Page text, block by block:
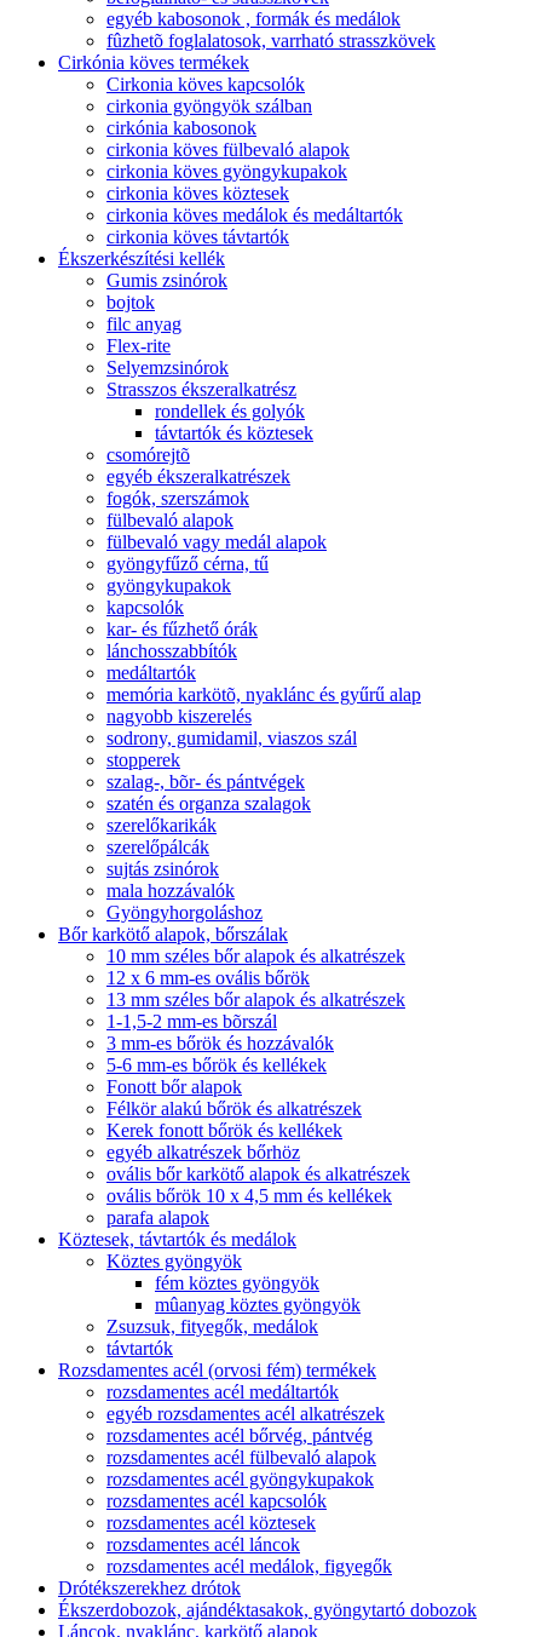
egyéb kabosonok , formák és medálok
fûzhetõ foglalatosok, varrható strasszkövek
Cirkónia köves termékek
Cirkonia köves kapcsolók
cirkonia gyöngyök szálban
cirkónia kabosonok
cirkonia köves fülbevaló alapok
cirkonia köves gyöngykupakok
cirkonia köves köztesek
cirkonia köves medálok és medáltartók
cirkonia köves távtartók
Ékszerkészítési kellék
Gumis zsinórok
bojtok
filc anyag
Flex-rite
Selyemzsinórok
Strasszos ékszeralkatrész
rondellek és golyók
távtartók és köztesek
csomórejtõ
egyéb ékszeralkatrészek
fogók, szerszámok
fülbevaló alapok
fülbevaló vagy medál alapok
gyöngyfűző cérna, tű
gyöngykupakok
kapcsolók
kar- és fűzhető órák
lánchosszabbítók
medáltartók
memória karkötõ, nyaklánc és gyűrű alap
nagyobb kiszerelés
sodrony, gumidamil, viaszos szál
stopperek
szalag-, bõr- és pántvégek
szatén és organza szalagok
szerelőkarikák
szerelőpálcák
sujtás zsinórok
mala hozzávalók
Gyöngyhorgoláshoz
Bőr karkötő alapok, bőrszálak
10 mm széles bőr alapok és alkatrészek
12 x 6 mm-es ovális bőrök
13 mm széles bőr alapok és alkatrészek
1-1,5-2 mm-es bõrszál
3 mm-es bőrök és hozzávalók
5-6 mm-es bőrök és kellékek
Fonott bőr alapok
Félkör alakú bőrök és alkatrészek
Kerek fonott bőrök és kellékek
egyéb alkatrészek bőrhöz
ovális bőr karkötő alapok és alkatrészek
ovális bőrök 10 x 4,5 mm és kellékek
parafa alapok
Köztesek, távtartók és medálok
Köztes gyöngyök
fém köztes gyöngyök
mûanyag köztes gyöngyök
Zsuzsuk, fityegők, medálok
távtartók
Rozsdamentes acél (orvosi fém) termékek
rozsdamentes acél medáltartók
egyéb rozsdamentes acél alkatrészek
rozsdamentes acél bőrvég, pántvég
rozsdamentes acél fülbevaló alapok
rozsdamentes acél gyöngykupakok
rozsdamentes acél kapcsolók
rozsdamentes acél köztesek
rozsdamentes acél láncok
rozsdamentes acél medálok, figyegők
Drótékszerekhez drótok
Ékszerdobozok, ajándéktasakok, gyöngytartó dobozok
Láncok, nyaklánc, karkötő alapok